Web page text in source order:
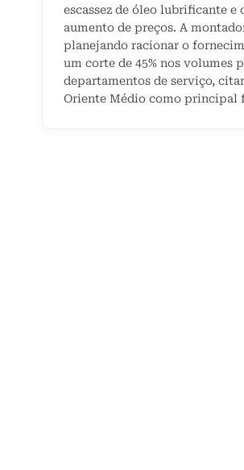
escassez de óleo lubrificante e
aumento de preços. A
planejando racionar o
um corte de 45% nos volumes
departamentos de serviço,
Oriente Médio como principal